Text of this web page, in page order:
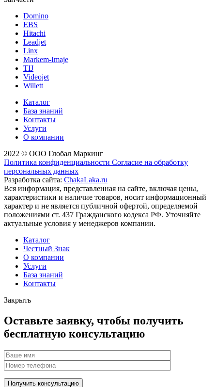
Domino
EBS
Hitachi
Leadjet
Linx
Markem-Imaje
TIJ
Videojet
Willett
Каталог
База знаний
Контакты
Услуги
О компании
2022 © ООО Глобал Маркинг
Политика конфиденциальности Согласие на обработку
персональных данных
Разработка сайта: ChakaLaka.ru
Вся информация, представленная на сайте, включая цены,
характеристики и наличие товаров, носит информационный
характер и не является публичной офертой, определяемой
положениями ст. 437 Гражданского кодекса РФ. Уточняйте
актуальные условия у менеджеров компании.
Каталог
Честный Знак
О компании
Услуги
База знаний
Контакты
Закрыть
Оставьте заявку, чтобы получить
бесплатную консультацию